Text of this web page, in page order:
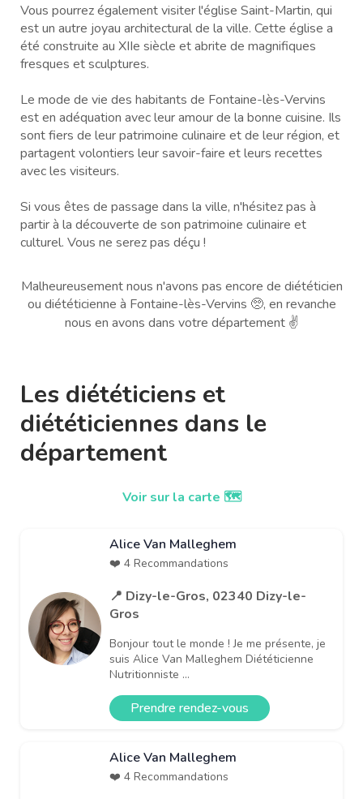
Vous pourrez également visiter l'église Saint-Martin, qui
est un autre joyau architectural de la ville. Cette église a
été construite au XIIe siècle et abrite de magnifiques
fresques et sculptures.
Le mode de vie des habitants de Fontaine-lès-Vervins
est en adéquation avec leur amour de la bonne cuisine. Ils
sont fiers de leur patrimoine culinaire et de leur région, et
partagent volontiers leur savoir-faire et leurs recettes
avec les visiteurs.
Si vous êtes de passage dans la ville, n'hésitez pas à
partir à la découverte de son patrimoine culinaire et
culturel. Vous ne serez pas déçu !
Malheureusement nous n'avons pas encore de diététicien
ou diététicienne à Fontaine-lès-Vervins 🥺, en revanche
nous en avons dans votre département ✌️
Les diététiciens et
diététiciennes dans le
département
Voir sur la carte 🗺️
Alice Van Malleghem
❤️ 4 Recommandations
📍 Dizy-le-Gros, 02340 Dizy-le-
Gros
Bonjour tout le monde ! Je me présente, je
suis Alice Van Malleghem Diététicienne
Nutritionniste ...
Prendre rendez-vous
Alice Van Malleghem
❤️ 4 Recommandations